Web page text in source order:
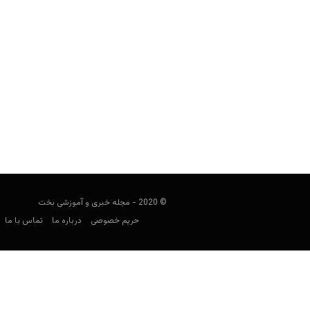
© 2020 - مجله خبری و آموزشی بخت
حریم خصوصی
درباره ما تماس با ما